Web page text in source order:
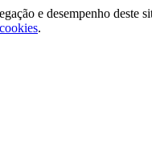
e desempenho deste
.